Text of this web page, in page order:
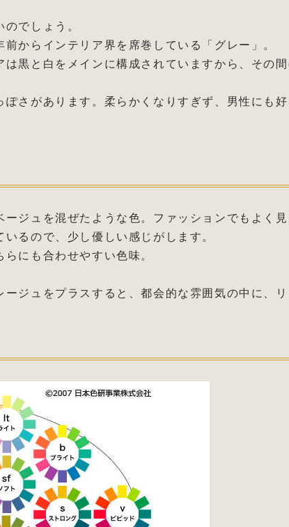
でしょう。
からインテリア界を席巻している「グレー」。
黒と白をメインに構成されていますから、その
さがあります。柔らかくなりすぎず、男性にも好
ージュを混ぜたような色。ファッションでもよく見
るので、少し優しい感じがします。
にも合わせやすい色味。
ジュをプラスすると、都会的な雰囲気の中に、